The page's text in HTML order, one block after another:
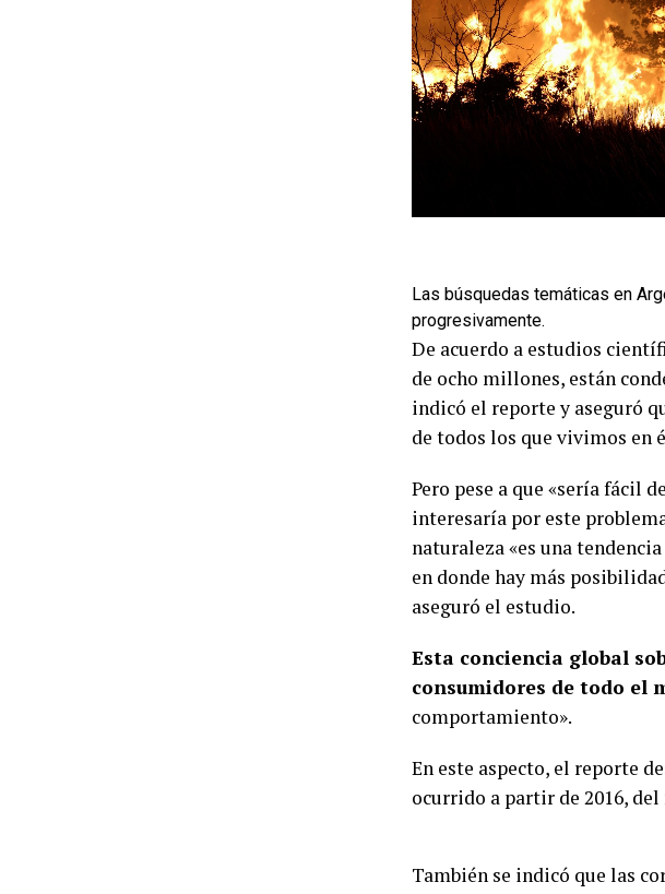
Las búsquedas temáticas en
progresivamente.
De acuerdo a estudios
de ocho millones, están
indicó el reporte y aseguró
de todos los que vivimos en
Pero pese a que «sería fácil
interesaría por este
naturaleza «es una
en donde hay más
aseguró el estudio.
Esta conciencia global
consumidores de todo el
comportamiento».
En este aspecto, el reporte
ocurrido a partir de 2016, del
También se indicó que las